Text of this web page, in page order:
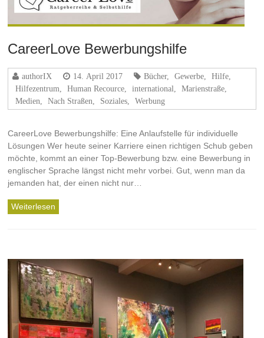
CareerLove Bewerbungshilfe
authorIX 14. April 2017 Bücher, Gewerbe Hilfe
Hilfezentrum
Human Recource international Marienstraße
Medien
Nach Straßen Soziales Werbung
CareerLove Bewerbungshilfe: Eine Anlaufstelle für individuelle
Lösungen Wer heute seiner Karriere einen richtigen Schub geben
möchte, kommt an einer Top-Bewerbung bzw. eine Bewerbung in
englischer Sprache längst nicht mehr vorbei. Gut, wenn man da
jemanden hat, der einen nicht nur…
Weiterlesen